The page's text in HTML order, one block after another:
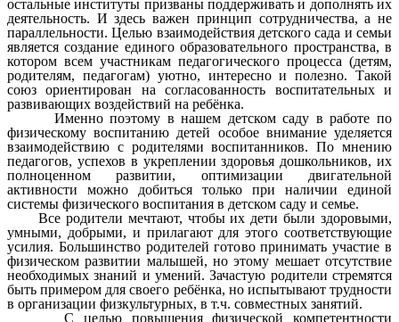
остальные институты призваны поддерживать и дополнять их
деятельность. И здесь важен принцип сотрудничества, а не
параллельности. Целью взаимодействия детского сада и семьи
является создание единого образовательного пространства, в
котором всем участникам педагогического процесса (детям,
родителям, педагогам) уютно, интересно и полезно. Такой
союз ориентирован на согласованность воспитательных и
развивающих воздействий на ребёнка.
Именно поэтому в нашем детском саду в работе по
физическому воспитанию детей особое внимание уделяется
взаимодействию с родителями воспитанников. По мнению
педагогов, успехов в укреплении здоровья дошкольников, их
полноценном развитии, оптимизации двигательной
активности можно добиться только при наличии единой
системы физического воспитания в детском саду и семье.
Все родители мечтают, чтобы их дети были здоровыми,
умными, добрыми, и прилагают для этого соответствующие
усилия. Большинство родителей готово принимать участие в
физическом развитии малышей, но этому мешает отсутствие
необходимых знаний и умений. Зачастую родители стремятся
быть примером для своего ребёнка, но испытывают трудности
в организации физкультурных, в т.ч. совместных занятий.
С целью повышения физической компетентности